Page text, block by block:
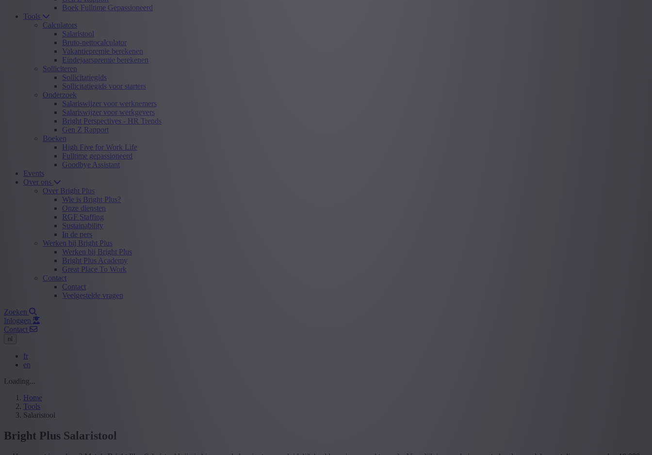
Boek Fulltime Gepassioneerd
Tools
Calculators
Salaristool
Bruto-nettocalculator
Vakantiepremie berekenen
Eindejaarspremie berekenen
Solliciteren
Sollicitatiegids
Sollicitatiegids voor starters
Onderzoek
Salariswijzer voor werknemers
Salariswijzer voor werkgevers
Bright Perspectives - HR Trends
Gen Z Rapport
Boeken
High Five for Work Life
Fulltime gepassioneerd
Goodbye Assistant
Events
Over ons
Over Bright Plus
Wie is Bright Plus?
Onze diensten
RGF Staffing
Sustainability
In de pers
Werken bij Bright Plus
Werken bij Bright Plus
Bright Plus Academy
Great Place To Work
Contact
Contact
Veelgestelde vragen
Zoeken
Inloggen
Contact
nl
fr
en
Loading...
Home
Tools
Salaristool
Bright Plus Salaristool